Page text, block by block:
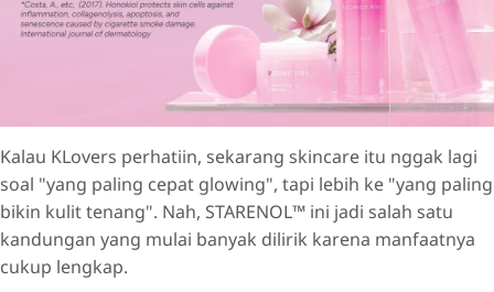
Kalau KLovers perhatiin, sekarang skincare itu nggak lagi
soal "yang paling cepat glowing", tapi lebih ke "yang paling
bikin kulit tenang". Nah, STARENOL™ ini jadi salah satu
kandungan yang mulai banyak dilirik karena manfaatnya
cukup lengkap.